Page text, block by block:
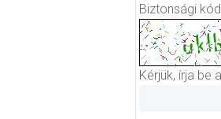
Biztonsági
Kérjük, írja be